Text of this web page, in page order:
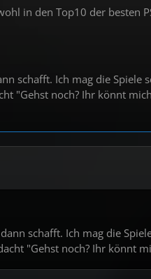
in den Top10 der besten
schafft. Ich mag die Spiele
"Gehst noch? Ihr könnt
schafft. Ich mag die
"Gehst noch? Ihr könnt